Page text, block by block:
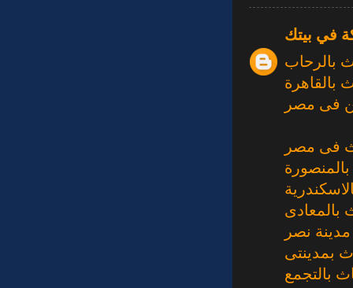
في بيتك
بالرحاب
بالقاهرة
فى مصر
فى مصر
بالمعادى
نصر
بمدينتى
بالتجمع